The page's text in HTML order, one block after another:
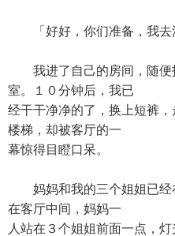
「好好，你们准备，我去
我进了自己的房间，随便
室。１０分钟后，我已
经干干净净的了，换上短裤
楼梯，却被客厅的一
幕惊得目瞪口呆。
妈妈和我的三个姐姐已经
在客厅中间，妈妈一
人站在３个姐姐前面一点，